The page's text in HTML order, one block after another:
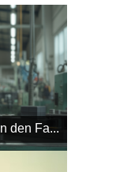
den Fa...